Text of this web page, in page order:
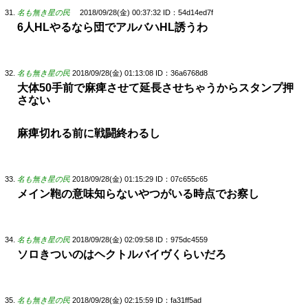
名も無き星の民 2018/09/28(金) 00:37:32 ID：54d14ed7f
6人HLやるなら団でアルバハHL誘うわ
名も無き星の民 2018/09/28(金) 01:13:08 ID：36a6768d8
大体50手前で麻痺させて延長させちゃうからスタンプ押
さない
麻痺切れる前に戦闘終わるし
名も無き星の民 2018/09/28(金) 01:15:29 ID：07c655c65
メイン鞄の意味知らないやつがいる時点でお察し
名も無き星の民 2018/09/28(金) 02:09:58 ID：975dc4559
ソロきついのはヘクトルバイヴくらいだろ
名も無き星の民 2018/09/28(金) 02:15:59 ID：fa31ff5ad